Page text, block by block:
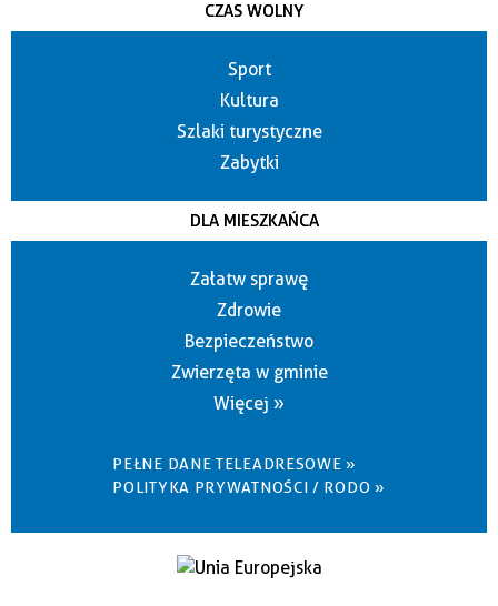
CZAS WOLNY
Sport
Kultura
Szlaki turystyczne
Zabytki
DLA MIESZKAŃCA
Załatw sprawę
Zdrowie
Bezpieczeństwo
Zwierzęta w gminie
Więcej »
PEŁNE DANE TELEADRESOWE »
POLITYKA PRYWATNOŚCI / RODO »